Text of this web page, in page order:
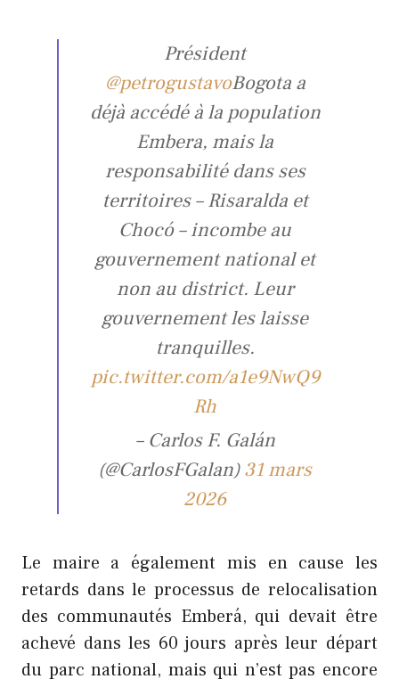
Président
@petrogustavoBogota a
déjà accédé à la population
Embera, mais la
responsabilité dans ses
territoires – Risaralda et
Chocó – incombe au
gouvernement national et
non au district. Leur
gouvernement les laisse
tranquilles.
pic.twitter.com/a1e9NwQ9
Rh
– Carlos F. Galán
(@CarlosFGalan)31 mars
2026
Le maire a également mis en cause les
retards dans le processus de relocalisation
des communautés Emberá, qui devait être
achevé dans les 60 jours après leur départ
du parc national, mais qui n’est pas encore